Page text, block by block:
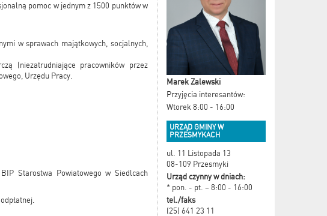
pomoc w jednym z 1500 punktów w
w sprawach majątkowych, socjalnych,
(niezatrudniające pracowników przez
Urzędu Pracy.
Starostwa Powiatowego w Siedlcach
Marek Zalewski
Przyjęcia interesantów:
Wtorek 8:00 - 16:00
URZĄD GMINY W
PRZESMYKACH
ul. 11 Listopada 13
08-109 Przesmyki
Urząd czynny w dniach:
* pon. - pt. – 8:00 - 16:00
tel./faks
(25) 641 23 11